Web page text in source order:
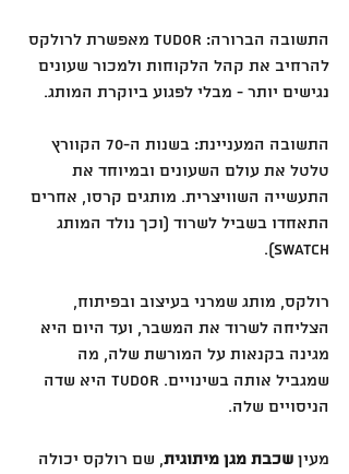
התשובה הברורה: Tudor מאפשרת לרולקס
להרחיב את קהל הלקוחות ולמכור שעונים
נגישים יותר - מבלי לפגוע ביוקרת המותג.
התשובה המעניינת: בשנות ה-70 הקוורץ
טלטל את עולם השעונים ובמיוחד את
התעשייה השוויצרית. מותגים קרסו, אחרים
התאחדו בשביל לשרוד (וכך נולד המותג
Swatch).
רולקס, מותג שמרני בעיצוב ובפיתוח,
הצליחה לשרוד את המשבר, ועד היום היא
מגינה בקנאות על המורשת שלה, מה
שמגביל אותה בשינויים. Tudor היא שדה
הניסויים שלה.
מעין שכבת מגן מיתוגית, שם רולקס יכולה